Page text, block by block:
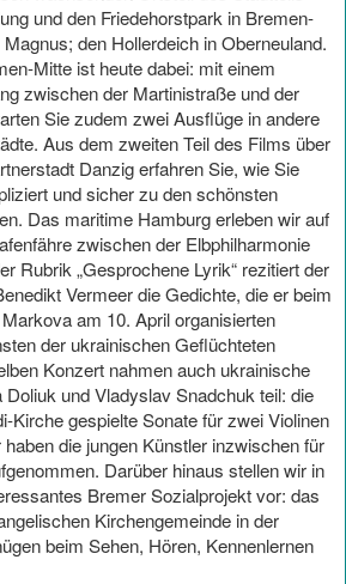
und den Friedehorstpark in Bremen-
den Hollerdeich in Oberneuland.
Mitte ist heute dabei: mit einem
zwischen der Martinistraße und der
Sie zudem zwei Ausflüge in andere
Aus dem zweiten Teil des Films über
Danzig erfahren Sie, wie Sie
und sicher zu den schönsten
Das maritime Hamburg erleben wir auf
zwischen der Elbphilharmonie
Rubrik „Gesprochene Lyrik“ rezitiert der
Vermeer die Gedichte, die er beim
am 10. April organisierten
der ukrainischen Geflüchteten
Konzert nahmen auch ukrainische
und Vladyslav Snadchuk teil: die
Kirche gespielte Sonate für zwei Violinen
die jungen Künstler inzwischen für
Darüber hinaus stellen wir in
Bremer Sozialprojekt vor: das
Kirchengemeinde in der
beim Sehen, Hören, Kennenlernen